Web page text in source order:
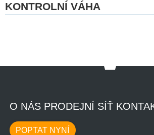
KONTROLNÍ VÁHA
O NÁS PRODEJNÍ SÍŤ
POPTAT NYNÍ